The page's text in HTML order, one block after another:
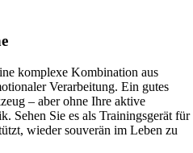
komplexe Kombination aus
Verarbeitung. Ein gutes
– aber ohne Ihre aktive
Sehen Sie es als Trainingsgerät für
wieder souverän im Leben zu